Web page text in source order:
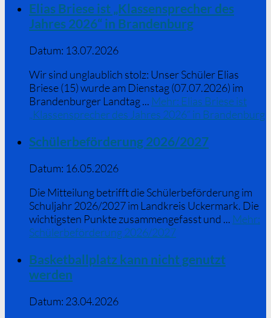
Elias Briese ist „Klassensprecher des
Jahres 2026“ in Brandenburg
Datum: 13.07.2026
Wir sind unglaublich stolz: Unser Schüler Elias
Briese (15) wurde am Dienstag (07.07.2026) im
Brandenburger Landtag ... Mehr: Elias Briese ist
„Klassensprecher des Jahres 2026“ in Brandenburg
Schülerbeförderung 2026/2027
Datum: 16.05.2026
Die Mitteilung betrifft die Schülerbeförderung im
Schuljahr 2026/2027 im Landkreis Uckermark. Die
wichtigsten Punkte zusammengefasst und ... Mehr:
Schülerbeförderung 2026/2027
Basketballplatz kann nicht genutzt
werden
Datum: 23.04.2026